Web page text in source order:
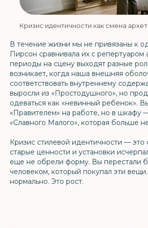
Кризис идентичности как смена
В течение жизни мы не привязаны к
Пирсон сравнивала их с репертуаром
периоды на сцену выходят разные
возникает, когда наша внешняя
соответствовать внутреннему
выросли из «Простодушного», но
одеваться как «невинный ребенок».
«Правителем» на работе, но в шкафу
«Славного Малого», которая больше
Кризис стилевой идентичности — это
старые ценности и установки
еще не обрели форму. Вы перестали
человеком, который покупал эти
нормально. Это рост.